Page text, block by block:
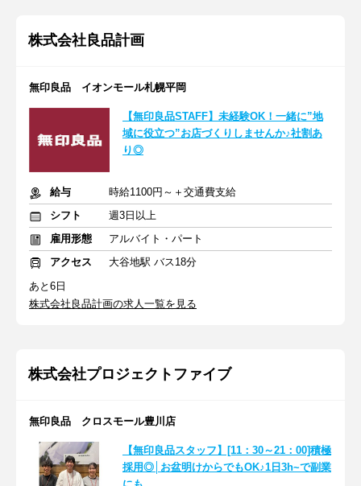
株式会社良品計画
無印良品 イオンモール札幌平岡
【無印良品STAFF】未経験OK！一緒に”地
域に役立つ”お店づくりしませんか♪社割あ
り◎
給与
時給1100円～＋交通費支給
シフト
週3日以上
雇用形態
アルバイト・パート
アクセス
大谷地駅 バス18分
あと6日
株式会社良品計画の求人一覧を見る
株式会社プロジェクトファイブ
無印良品 クロスモール豊川店
【無印良品スタッフ】[11：30～21：00]積極
採用◎│お盆明けからでもOK♪1日3h~で副業